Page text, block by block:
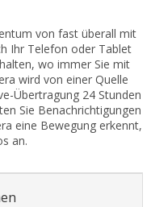
von fast überall mit
Ihr Telefon oder Tablet
wo immer Sie mit
wird von einer Quelle
Übertragung 24 Stunden
Sie Benachrichtigungen
eine Bewegung erkennt,
an.